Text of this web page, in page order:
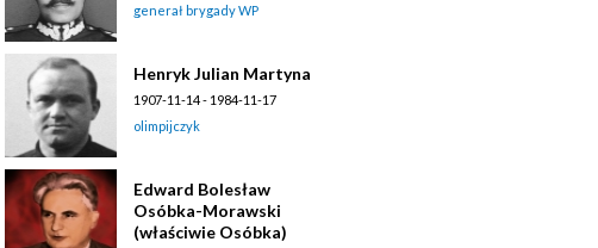
generał brygady WP
Henryk Julian Martyna
1907-11-14 - 1984-11-17
olimpijczyk
Edward Bolesław
Osóbka-Morawski
(właściwie Osóbka)